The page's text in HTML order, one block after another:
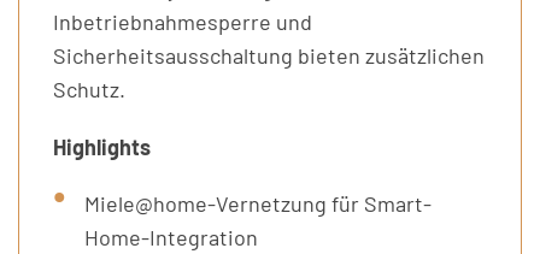
Inbetriebnahmesperre und
Sicherheitsausschaltung bieten zusätzlichen
Schutz.
Highlights
Miele@home-Vernetzung für Smart-
Home-Integration